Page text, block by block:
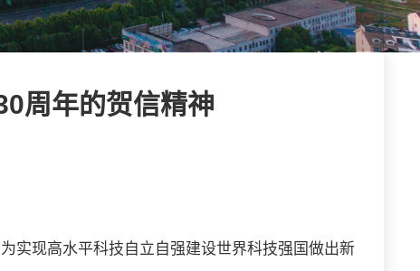
周年的贺信精神
实现高水平科技自立自强建设世界科技强国做出新